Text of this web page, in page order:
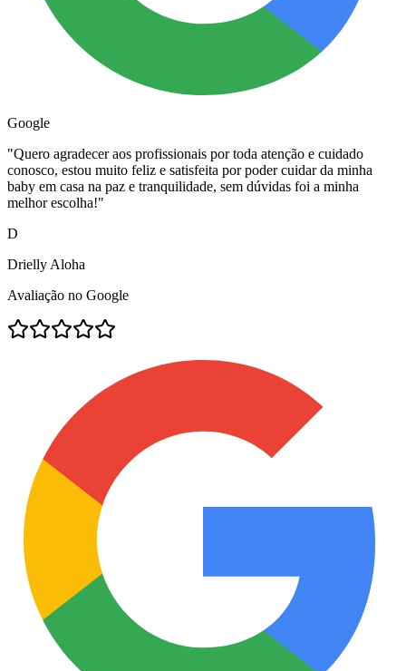
Google
"Quero agradecer aos profissionais por toda atenção e cuidado
conosco, estou muito feliz e satisfeita por poder cuidar da minha
baby em casa na paz e tranquilidade, sem dúvidas foi a minha
melhor escolha!"
D
Drielly Aloha
Avaliação no Google